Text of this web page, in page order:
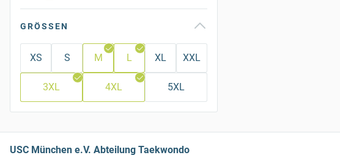
GRÖSSEN
XS S M L XL XXL
3XL 4XL 5XL
USC München e.V. Abteilung Taekwondo